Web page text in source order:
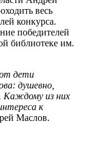
весь
конкурса.
победителей
библиотеке им.
дети
душевно,
Каждому из них
к
Маслов.